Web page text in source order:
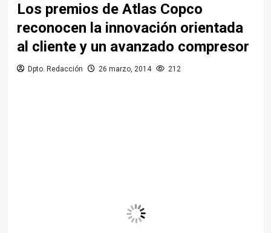
Los premios de Atlas Copco
reconocen la innovación orientada
al cliente y un avanzado compresor
Dpto. Redacción 26 marzo, 2014 212